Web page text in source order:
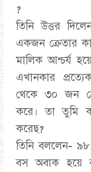
?
তিনি উত্তর
একজন ক্রেতার
মালিক আশ্চর্য
এখানকার
থেকে ৩০ জন
করে। তা তুমি
করেছ?
তিনি বললেন-
বস অবাক হয়ে